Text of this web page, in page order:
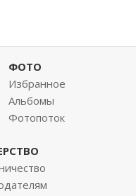
ФОТО
Избранное
Альбомы
Фотопоток